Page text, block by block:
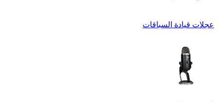
عجلات قيادة السباقات